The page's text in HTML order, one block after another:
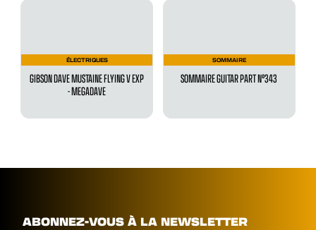
ÉLECTRIQUES
GIBSON DAVE MUSTAINE FLYING V EXP
- MEGADAVE
SOMMAIRE
SOMMAIRE GUITAR PART N°343
ABONNEZ-VOUS À LA NEWSLETTER